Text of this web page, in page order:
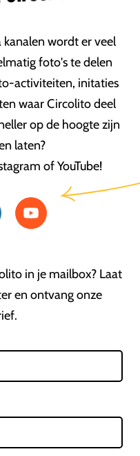
wordt er veel
foto's te delen
activiteiten, initaties
waar Circolito deel
op de hoogte zijn
laten?
of YouTube!
in je mailbox? Laat
en ontvang onze